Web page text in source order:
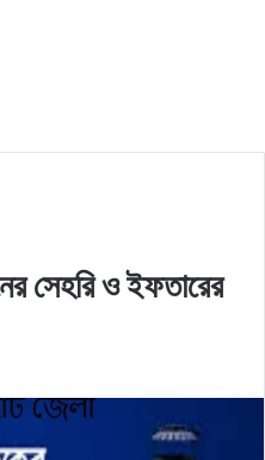
সেহরি ও ইফতারের